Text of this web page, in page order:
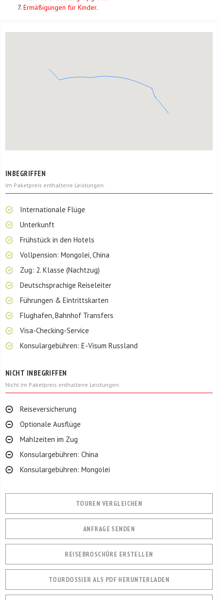
Ermäßigungen für Kinder.
INBEGRIFFEN
Im Paketpreis enthaltene Leistungen.
Internationale Flüge
Unterkunft
Frühstück in den Hotels
Vollpension: Mongolei, China
Zug: 2. Klasse (Nachtzug)
Deutschsprachige Reiseleiter
Führungen & Eintrittskarten
Flughafen, Bahnhof Transfers
Visa-Checking-Service
Konsulargebühren: E-Visum Russland
NICHT INBEGRIFFEN
Nicht im Paketpreis enthaltene Leistungen.
Reiseversicherung
Optionale Ausflüge
Mahlzeiten im Zug
Konsulargebühren: China
Konsulargebühren: Mongolei
TOUREN VERGLEICHEN
ANFRAGE SENDEN
REISEBROSCHÜRE ERSTELLEN
TOURDOSSIER ALS PDF HERUNTERLADEN